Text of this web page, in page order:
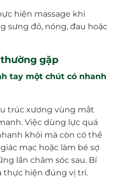
hiện massage khi
sưng đỏ, nóng, đau hoặc
gặp
tay một chút có nhanh
trúc xương vùng mắt
Việc dùng lực quá
khỏi mà còn có thể
mạc hoặc làm bé sợ
lần chăm sóc sau. Bí
thực hiện đúng vị trí.